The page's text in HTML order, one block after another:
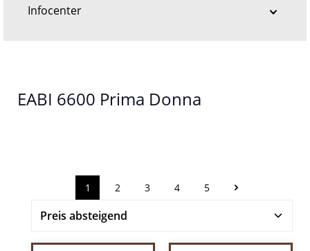
Infocenter
EABI 6600 Prima Donna
Seite
1 Seite
2 Seite
3 Seite
4 Seite
5